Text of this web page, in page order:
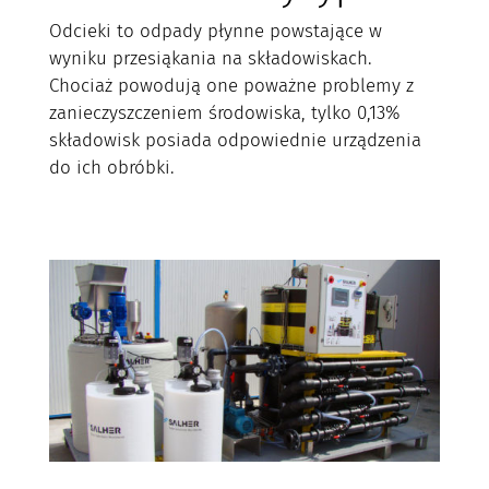
Odcieki to odpady płynne powstające w
wyniku przesiąkania na składowiskach.
Chociaż powodują one poważne problemy z
zanieczyszczeniem środowiska, tylko 0,13%
składowisk posiada odpowiednie urządzenia
do ich obróbki.